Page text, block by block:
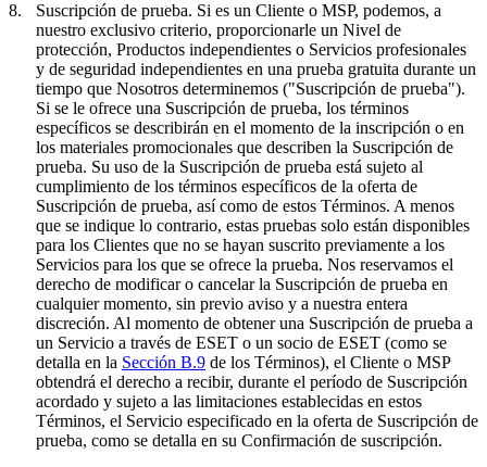
8.
Suscripción de prueba. Si es un Cliente o MSP, podemos, a
nuestro exclusivo criterio, proporcionarle un Nivel de
protección, Productos independientes o Servicios profesionales
y de seguridad independientes en una prueba gratuita durante un
tiempo que Nosotros determinemos ("Suscripción de prueba").
Si se le ofrece una Suscripción de prueba, los términos
específicos se describirán en el momento de la inscripción o en
los materiales promocionales que describen la Suscripción de
prueba. Su uso de la Suscripción de prueba está sujeto al
cumplimiento de los términos específicos de la oferta de
Suscripción de prueba, así como de estos Términos. A menos
que se indique lo contrario, estas pruebas solo están disponibles
para los Clientes que no se hayan suscrito previamente a los
Servicios para los que se ofrece la prueba. Nos reservamos el
derecho de modificar o cancelar la Suscripción de prueba en
cualquier momento, sin previo aviso y a nuestra entera
discreción. Al momento de obtener una Suscripción de prueba a
un Servicio a través de ESET o un socio de ESET (como se
detalla en la Sección B.9 de los Términos), el Cliente o MSP
obtendrá el derecho a recibir, durante el período de Suscripción
acordado y sujeto a las limitaciones establecidas en estos
Términos, el Servicio especificado en la oferta de Suscripción de
prueba, como se detalla en su Confirmación de suscripción.